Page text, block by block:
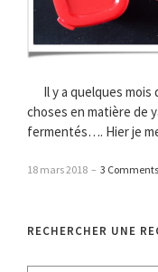
Il y a quelques mois
choses en matière de
fermentés…. Hier je
18 mars 2018 – 3 Comments
RECHERCHER UNE